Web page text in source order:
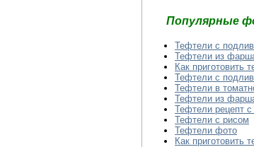
Популярные
Тефтели с
Тефтели из
Как приготовить
Тефтели с
Тефтели в
Тефтели из
Тефтели рецепт
Тефтели с рисом
Тефтели фото
Как приготовить